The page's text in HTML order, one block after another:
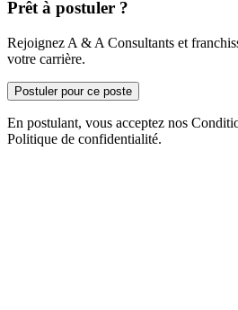
Prêt à postuler ?
Rejoignez A & A Consultants et
votre carrière.
Postuler pour ce poste
En postulant, vous acceptez nos
Politique de confidentialité.